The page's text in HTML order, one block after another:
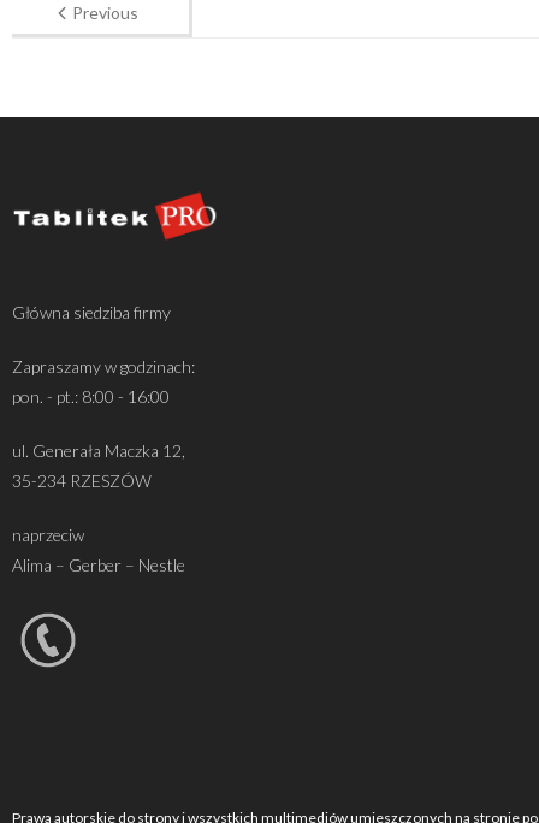
Previous
Główna siedziba firmy
Zapraszamy w godzinach:
pon. - pt.: 8:00 - 16:00
ul. Generała Maczka 12,
35-234 RZESZÓW
naprzeciw
Alima – Gerber – Nestle
Prawa autorskie do strony i wszystkich multimediów umieszczonych na stronie